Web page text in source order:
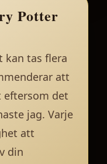
Potter
kan tas flera
att
det
jag. Varje
att
din